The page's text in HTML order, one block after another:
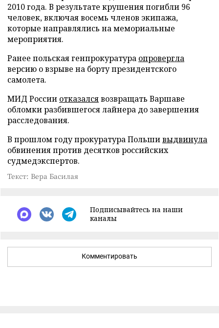
2010 года. В результате крушения погибли 96
человек, включая восемь членов экипажа,
которые направлялись на мемориальные
мероприятия.
Ранее польская генпрокуратура опровергла
версию о взрыве на борту президентского
самолета.
МИД России отказалсявозвращать Варшаве
обломки разбившегося лайнера до завершения
расследования.
В прошлом году прокуратура Польшивыдвинула
обвинения против десятков российских
судмедэкспертов.
Текст: Вера Басилая
Подписывайтесь на наши
каналы
Комментировать